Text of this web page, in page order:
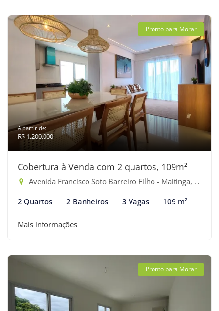
Pronto para Morar
A partir de:
R$ 1.200.000
Cobertura à Venda com 2 quartos, 109m²
Avenida Francisco Soto Barreiro Filho - Maitinga, Bertioga-SP
2 Quartos 2 Banheiros 3 Vagas 109 m²
Mais informações
Pronto para Morar